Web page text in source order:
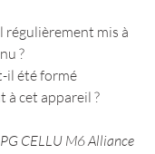
régulièrement mis à
?
il été formé
à cet appareil ?
CELLU M6 Alliance